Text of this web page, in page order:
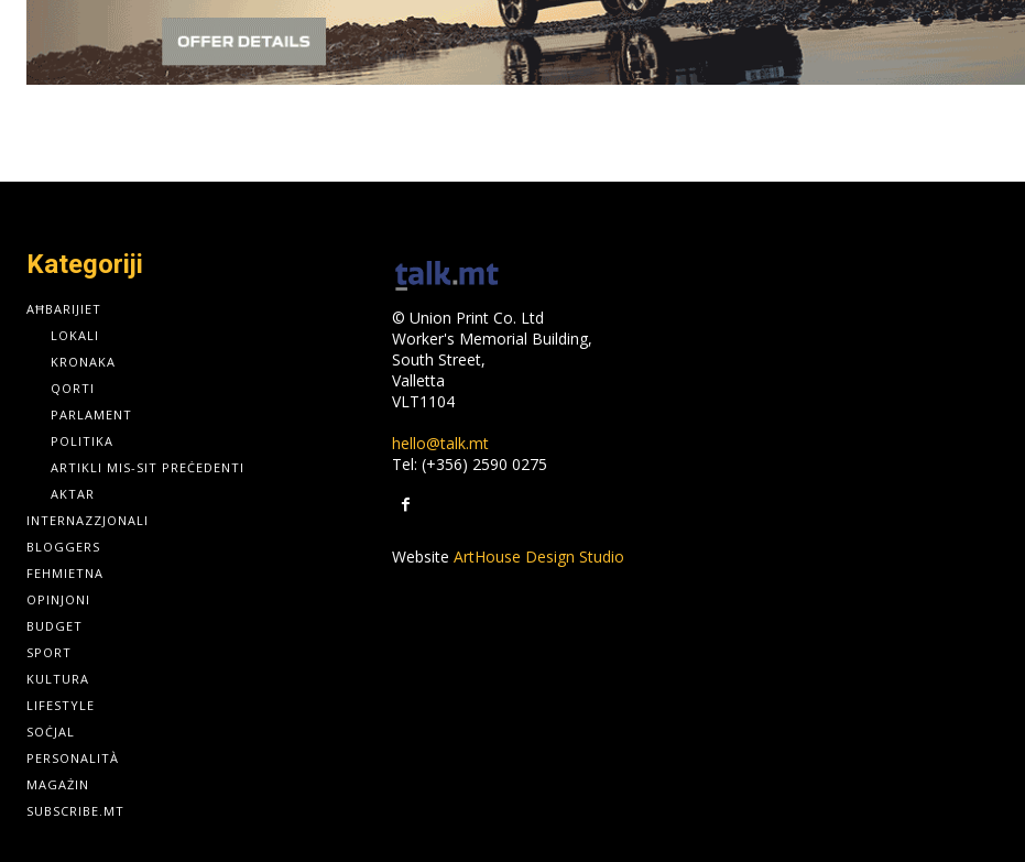
Kategoriji
AĦBARIJIET
LOKALI
KRONAKA
QORTI
PARLAMENT
POLITIKA
ARTIKLI MIS-SIT PREĊEDENTI
AKTAR
INTERNAZZJONALI
BLOGGERS
FEHMIETNA
OPINJONI
BUDGET
SPORT
KULTURA
LIFESTYLE
SOĊJAL
PERSONALITÀ
MAGAŻIN
SUBSCRIBE.MT
© Union Print Co. Ltd
Worker's Memorial Building,
South Street,
Valletta
VLT1104
hello@talk.mt
Tel: (+356) 2590 0275
Website ArtHouse Design Studio